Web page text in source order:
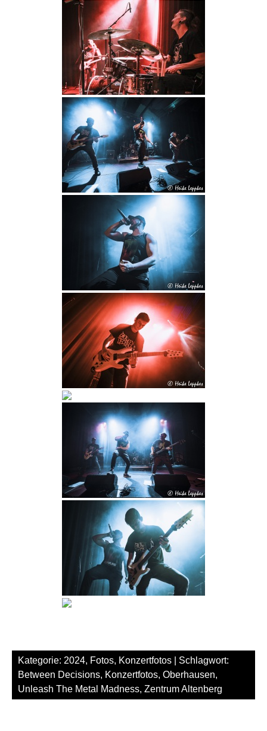
Kategorie: 2024, Fotos, Konzertfotos | Schlagwort:
Between Decisions, Konzertfotos, Oberhausen,
Unleash The Metal Madness, Zentrum Altenberg